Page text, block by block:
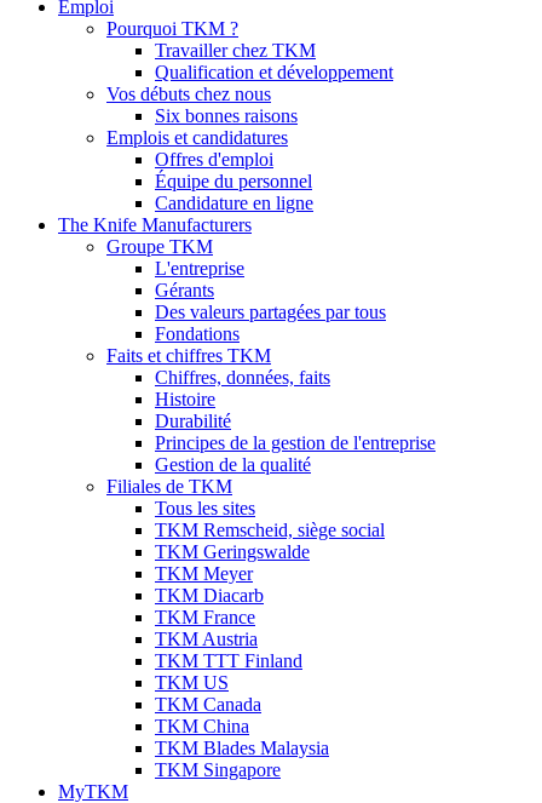
Emploi
Pourquoi TKM ?
Travailler chez TKM
Qualification et développement
Vos débuts chez nous
Six bonnes raisons
Emplois et candidatures
Offres d'emploi
Équipe du personnel
Candidature en ligne
The Knife Manufacturers
Groupe TKM
L'entreprise
Gérants
Des valeurs partagées par tous
Fondations
Faits et chiffres TKM
Chiffres, données, faits
Histoire
Durabilité
Principes de la gestion de l'entreprise
Gestion de la qualité
Filiales de TKM
Tous les sites
TKM Remscheid, siège social
TKM Geringswalde
TKM Meyer
TKM Diacarb
TKM France
TKM Austria
TKM TTT Finland
TKM US
TKM Canada
TKM China
TKM Blades Malaysia
TKM Singapore
MyTKM